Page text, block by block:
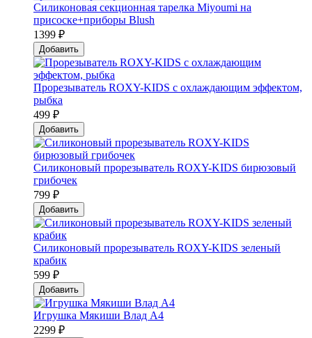
Силиконовая секционная тарелка Мiyoumi на
присоске+приборы Blush
1399 ₽
Добавить
Прорезыватель ROXY-KIDS с охлаждающим эффектом,
рыбка
499 ₽
Добавить
Силиконовый прорезыватель ROXY-KIDS бирюзовый
грибочек
799 ₽
Добавить
Силиконовый прорезыватель ROXY-KIDS зеленый
крабик
599 ₽
Добавить
Игрушка Мякиши Влад А4
2299 ₽